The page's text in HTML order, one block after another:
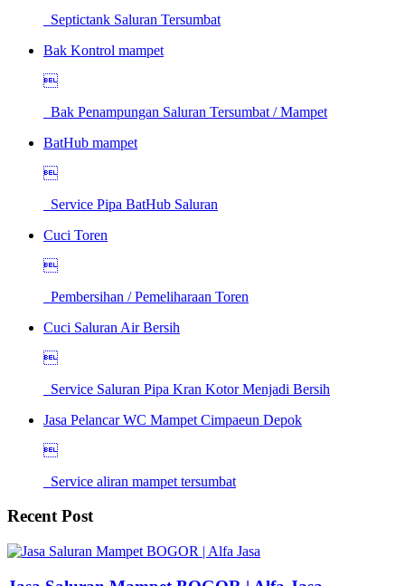
Septictank Saluran Tersumbat
Bak Kontrol mampet

Bak Penampungan Saluran Tersumbat / Mampet
BatHub mampet

Service Pipa BatHub Saluran
Cuci Toren

Pembersihan / Pemeliharaan Toren
Cuci Saluran Air Bersih

Service Saluran Pipa Kran Kotor Menjadi Bersih
Jasa Pelancar WC Mampet Cimpaeun Depok

Service aliran mampet tersumbat
Recent Post